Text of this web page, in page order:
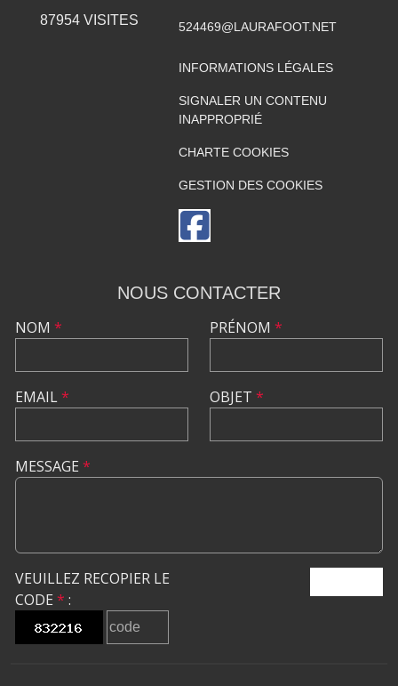
87954VISITES 524469@LAURAFOOT.NET
INFORMATIONS LÉGALES
SIGNALER UN CONTENU
INAPPROPRIÉ
CHARTE COOKIES
GESTION DES COOKIES
NOUS CONTACTER
NOM *
EMAIL*
PRÉNOM *
OBJET *
MESSAGE *
VEUILLEZ RECOPIER LE
CODE * :